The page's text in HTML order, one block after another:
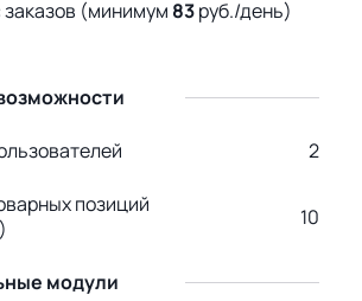
заказов (минимум 83руб./день)
2
позиций
10
модули